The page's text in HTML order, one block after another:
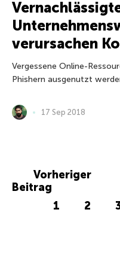
verursachen
Vergessene Online-
Phishern ausgenutzt
17 Sep 2018
Vorheriger
Beitrag
1
2